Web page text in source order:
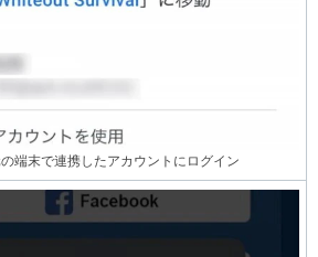
端末で連携したアカウントにログイン